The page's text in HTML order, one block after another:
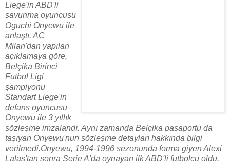
Liege'in ABD'li
savunma oyuncusu
Oguchi Onyewu ile
anlaştı. AC
Milan'dan yapılan
açıklamaya göre,
Belçika Birinci
Futbol Ligi
şampiyonu
Standart Liege'in
defans oyuncusu
Onyewu ile 3 yıllık
sözleşme imzalandı. Aynı zamanda Belçika pasaportu da
taşıyan Onyewu'nun sözleşme detayları hakkında bilgi
verilmedi.Onyewu, 1994-1996 sezonunda forma giyen Alexi
Lalas'tan sonra Serie A'da oynayan ilk ABD'li futbolcu oldu.